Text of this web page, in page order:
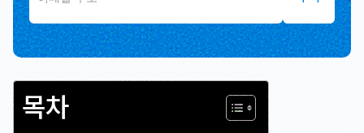
목차